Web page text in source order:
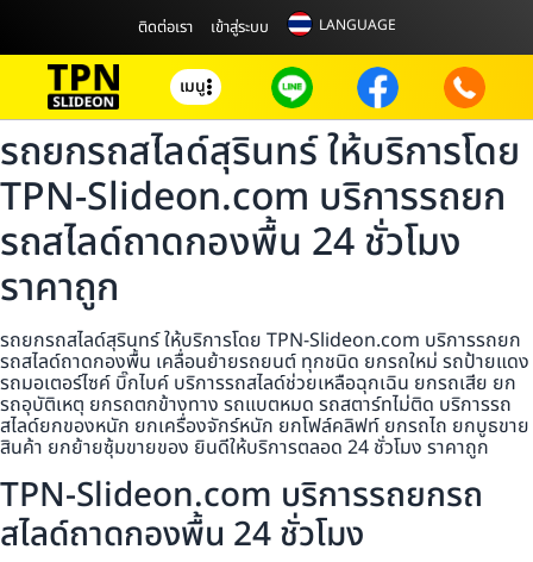
ติดต่อเรา เข้าสู่ระบบ LANGUAGE
เมนู
รถยกรถสไลด์สุรินทร์ ให้บริการโดย
TPN-Slideon.com บริการรถยก
รถสไลด์ถาดกองพื้น 24 ชั่วโมง
ราคาถูก
รถยกรถสไลด์สุรินทร์ ให้บริการโดย TPN-Slideon.com บริการรถยก
รถสไลด์ถาดกองพื้น เคลื่อนย้ายรถยนต์ ทุกชนิด ยกรถใหม่ รถป้ายแดง
รถมอเตอร์ไซค์ บิ๊กไบค์ บริการรถสไลด์ช่วยเหลือฉุกเฉิน ยกรถเสีย ยก
รถอุบัติเหตุ ยกรถตกข้างทาง รถแบตหมด รถสตาร์ทไม่ติด บริการรถ
สไลด์ยกของหนัก ยกเครื่องจักร์หนัก ยกโฟล์คลิฟท์ ยกรถไถ ยกบูธขาย
สินค้า ยกย้ายซุ้มขายของ ยินดีให้บริการตลอด 24 ชั่วโมง ราคาถูก
TPN-Slideon.com บริการรถยกรถ
สไลด์ถาดกองพื้น 24 ชั่วโมง